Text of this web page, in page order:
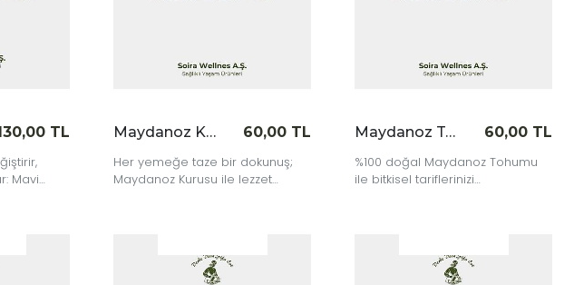
TL
Mavi
Maydanoz Kurusu 50 gr
60,00 TL
Her yemeğe taze bir dokunuş;
Maydanoz Kurusu ile lezzet
Maydanoz Tohumu 65 gr
60,00 TL
%100 doğal Maydanoz Tohumu
ile bitkisel tariflerinizi